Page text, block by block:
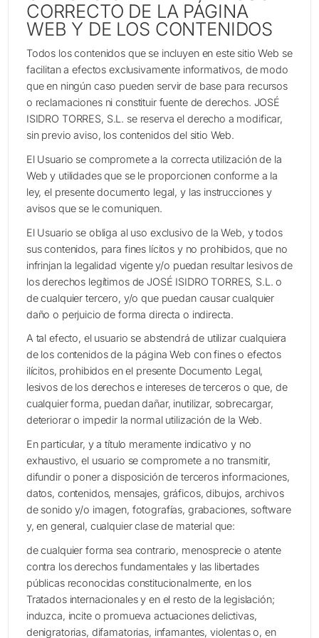
CORRECTO DE LA PÁGINA
WEB Y DE LOS CONTENIDOS
Todos los contenidos que se incluyen en este sitio Web se
facilitan a efectos exclusivamente informativos, de modo
que en ningún caso pueden servir de base para recursos
o reclamaciones ni constituir fuente de derechos. JOSÉ
ISIDRO TORRES, S.L. se reserva el derecho a modificar,
sin previo aviso, los contenidos del sitio Web.
El Usuario se compromete a la correcta utilización de la
Web y utilidades que se le proporcionen conforme a la
ley, el presente documento legal, y las instrucciones y
avisos que se le comuniquen.
El Usuario se obliga al uso exclusivo de la Web, y todos
sus contenidos, para fines lícitos y no prohibidos, que no
infrinjan la legalidad vigente y/o puedan resultar lesivos de
los derechos legítimos de JOSÉ ISIDRO TORRES, S.L. o
de cualquier tercero, y/o que puedan causar cualquier
daño o perjuicio de forma directa o indirecta.
A tal efecto, el usuario se abstendrá de utilizar cualquiera
de los contenidos de la página Web con fines o efectos
ilícitos, prohibidos en el presente Documento Legal,
lesivos de los derechos e intereses de terceros o que, de
cualquier forma, puedan dañar, inutilizar, sobrecargar,
deteriorar o impedir la normal utilización de la Web.
En particular, y a título meramente indicativo y no
exhaustivo, el usuario se compromete a no transmitir,
difundir o poner a disposición de terceros informaciones,
datos, contenidos, mensajes, gráficos, dibujos, archivos
de sonido y/o imagen, fotografías, grabaciones, software
y, en general, cualquier clase de material que:
de cualquier forma sea contrario, menosprecie o atente
contra los derechos fundamentales y las libertades
públicas reconocidas constitucionalmente, en los
Tratados internacionales y en el resto de la legislación;
induzca, incite o promueva actuaciones delictivas,
denigratorias, difamatorias, infamantes, violentas o, en